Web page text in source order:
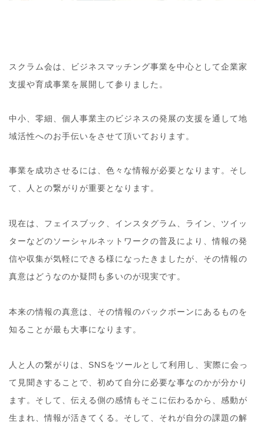
スクラム会は、ビジネスマッチング事業を中心として企業家
支援や育成事業を展開して参りました。
中小、零細、個人事業主のビジネスの発展の支援を通して地
域活性へのお手伝いをさせて頂いております。
事業を成功させるには、色々な情報が必要となります。そ し
て、人との繋がりが重要となります。
現在は、フェイスブック、インスタグラム、ライン、ツイ ッ
ターなどのソーシャルネットワークの普及により、情報の発
信や収集が気軽にできる様になったきましたが、その情報の
真意はどうなのか疑問も多いのが現実です。
本来の情報の真意は、その情報のバックボーンにあるものを
知ることが最も大事になります。
人と人の繋がりは、SNSをツールとして利用し、実際に会っ
て見聞きすることで、初めて自分に必要な事なのかが分かり
ます。そして、伝える側の感情もそこに伝わるから
、感動が
生まれ、情報が活きてくる。そして、それが自分の課題の解